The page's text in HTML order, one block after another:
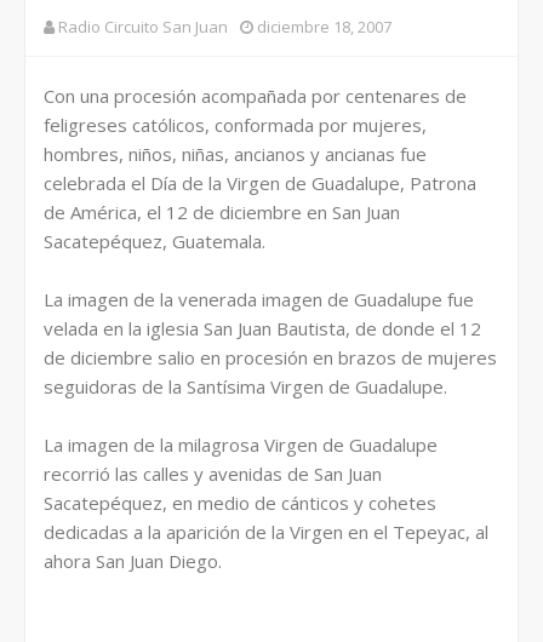
Radio Circuito San Juan diciembre 18, 2007
Con una procesión acompañada por centenares de
feligreses católicos, conformada por mujeres,
hombres, niños, niñas, ancianos y ancianas fue
celebrada el Día de la Virgen de Guadalupe, Patrona
de América, el 12 de diciembre en San Juan
Sacatepéquez, Guatemala.
La imagen de la venerada imagen de Guadalupe fue
velada en la iglesia San Juan Bautista, de donde el 12
de diciembre salio en procesión en brazos de mujeres
seguidoras de la Santísima Virgen de Guadalupe.
La imagen de la milagrosa Virgen de Guadalupe
recorrió las calles y avenidas de San Juan
Sacatepéquez, en medio de cánticos y cohetes
dedicadas a la aparición de la Virgen en el Tepeyac, al
ahora San Juan Diego.